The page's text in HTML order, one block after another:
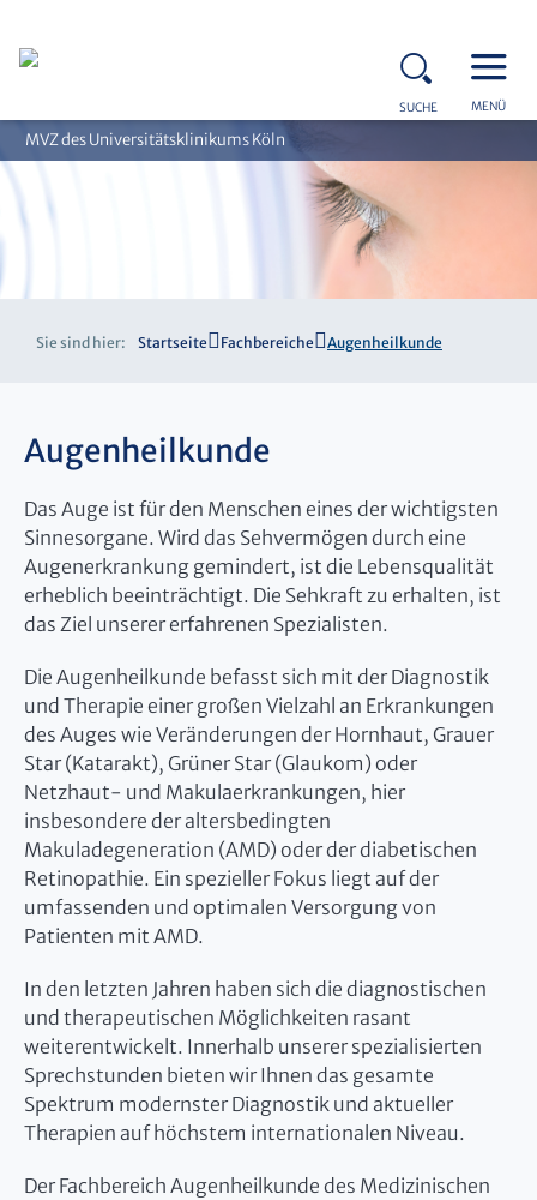
SUCHE MENÜ
MVZ des Universitätsklinikums Köln
Sie sind hier: Startseite Fachbereiche Augenheilkunde
Augenheilkunde
Das Auge ist für den Menschen eines der wichtigsten
Sinnesorgane. Wird das Sehvermögen durch eine
Augenerkrankung gemindert, ist die Lebensqualität
erheblich beeinträchtigt. Die Sehkraft zu erhalten, ist
das Ziel unserer erfahrenen Spezialisten.
Die Augenheilkunde befasst sich mit der Diagnostik
und Therapie einer großen Vielzahl an Erkrankungen
des Auges wie Veränderungen der Hornhaut, Grauer
Star (Katarakt), Grüner Star (Glaukom) oder
Netzhaut- und Makulaerkrankungen, hier
insbesondere der altersbedingten
Makuladegeneration (AMD) oder der diabetischen
Retinopathie. Ein spezieller Fokus liegt auf der
umfassenden und optimalen Versorgung von
Patienten mit AMD.
In den letzten Jahren haben sich die diagnostischen
und therapeutischen Möglichkeiten rasant
weiterentwickelt. Innerhalb unserer spezialisierten
Sprechstunden bieten wir Ihnen das gesamte
Spektrum modernster Diagnostik und aktueller
Therapien auf höchstem internationalen Niveau.
Der Fachbereich Augenheilkunde des Medizinischen